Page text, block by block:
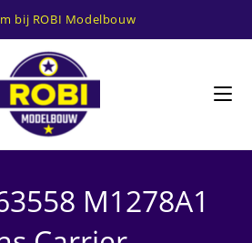
bij ROBI Modelbouw
M1278A1